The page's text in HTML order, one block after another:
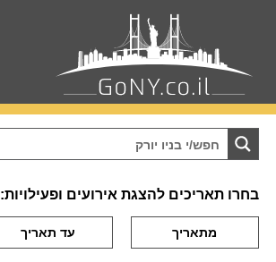
בחרו תאריכים להצגת אירועים ופעילויות: